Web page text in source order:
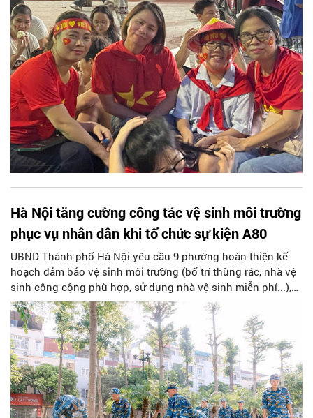
khánh 2/9.
Hà Nội tăng cường công tác vệ sinh môi trường
phục vụ nhân dân khi tổ chức sự kiện A80
UBND Thành phố Hà Nội yêu cầu 9 phường hoàn thiện kế
hoạch đảm bảo vệ sinh môi trường (bố trí thùng rác, nhà vệ
sinh công cộng phù hợp, sử dụng nhà vệ sinh miễn phí...),
xử lý khó khăn, kịp thời báo cáo UBND Thành phố nếu vượt
thẩm quyền.